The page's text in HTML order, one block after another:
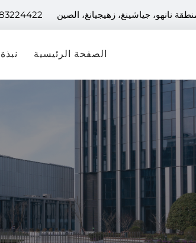
نانهو، جياشينغ، زهيجيانغ، الصين
الصفحة الرئيسية نبذة